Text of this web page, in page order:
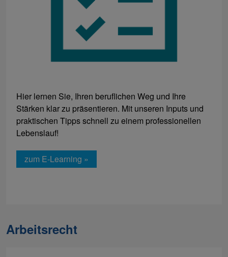
Hier lernen Sie, Ihren beruflichen Weg und Ihre
Stärken klar zu präsentieren. Mit unseren Inputs und
praktischen Tipps schnell zu einem professionellen
Lebenslauf!
zum E-Learning »
Arbeitsrecht